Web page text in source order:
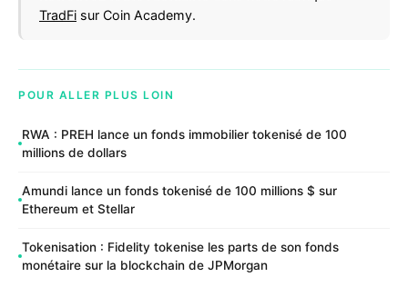
TradFi sur Coin Academy.
POUR ALLER PLUS LOIN
RWA : PREH lance un fonds immobilier tokenisé de 100
millions de dollars
Amundi lance un fonds tokenisé de 100 millions $ sur
Ethereum et Stellar
Tokenisation : Fidelity tokenise les parts de son fonds
monétaire sur la blockchain de JPMorgan